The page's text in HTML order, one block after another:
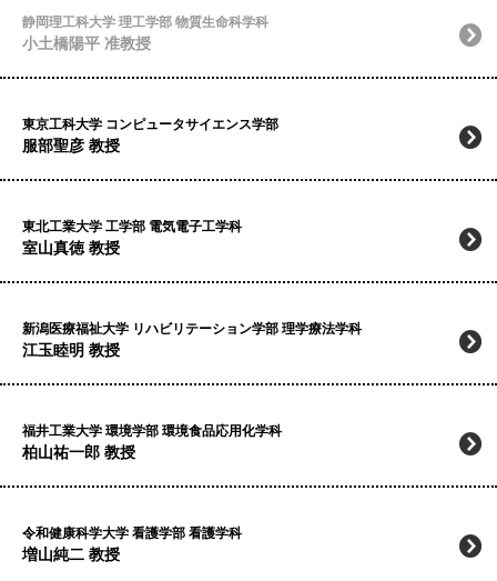
静岡理工科大学 理工学部 物質生命科学科
小土橋陽平 准教授
東京工科大学 コンピュータサイエンス学部
服部聖彦 教授
東北工業大学 工学部 電気電子工学科
室山真徳 教授
新潟医療福祉大学 リハビリテーション学部 理学療法学科
江玉睦明 教授
福井工業大学 環境学部 環境食品応用化学科
柏山祐一郎 教授
令和健康科学大学 看護学部 看護学科
増山純二 教授